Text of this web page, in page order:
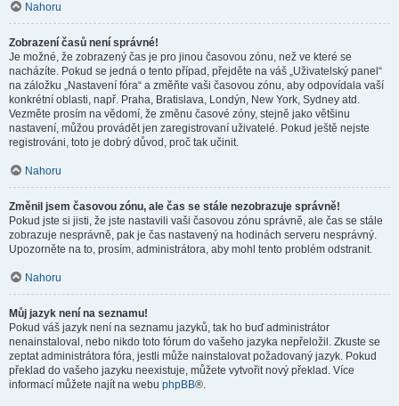
Nahoru
Zobrazení časů není správné!
Je možné, že zobrazený čas je pro jinou časovou zónu, než ve které se
nacházíte. Pokud se jedná o tento případ, přejděte na váš „Uživatelský panel“
na záložku „Nastavení fóra“ a změňte vaši časovou zónu, aby odpovídala vaší
konkrétní oblasti, např. Praha, Bratislava, Londýn, New York, Sydney atd.
Vezměte prosím na vědomí, že změnu časové zóny, stejně jako většinu
nastavení, můžou provádět jen zaregistrovaní uživatelé. Pokud ještě nejste
registrováni, toto je dobrý důvod, proč tak učinit.
Nahoru
Změnil jsem časovou zónu, ale čas se stále nezobrazuje správně!
Pokud jste si jisti, že jste nastavili vaši časovou zónu správně, ale čas se stále
zobrazuje nesprávně, pak je čas nastavený na hodinách serveru nesprávný.
Upozorněte na to, prosím, administrátora, aby mohl tento problém odstranit.
Nahoru
Můj jazyk není na seznamu!
Pokud váš jazyk není na seznamu jazyků, tak ho buď administrátor
nenainstaloval, nebo nikdo toto fórum do vašeho jazyka nepřeložil. Zkuste se
zeptat administrátora fóra, jestli může nainstalovat požadovaný jazyk. Pokud
překlad do vašeho jazyku neexistuje, můžete vytvořit nový překlad. Více
informací můžete najít na webu phpBB®.